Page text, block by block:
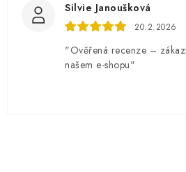
Silvie Janoušková
20.2.2026
"Ověřená recenze –
našem e-shopu"